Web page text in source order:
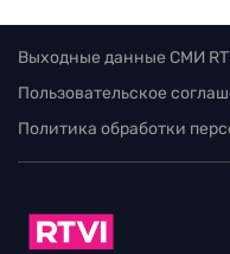
Выходные данные СМИ
Пользовательское
Политика обработки